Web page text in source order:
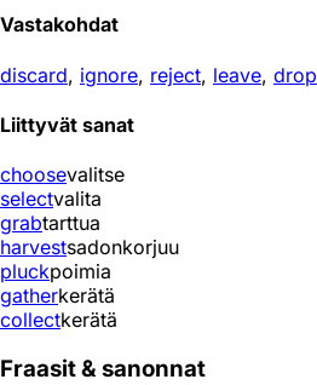
Vastakohdat
discard, ignore, reject, leave, drop
Liittyvät sanat
choosevalitse
selectvalita
grabtarttua
harvestsadonkorjuu
pluckpoimia
gatherkerätä
collectkerätä
Fraasit & sanonnat